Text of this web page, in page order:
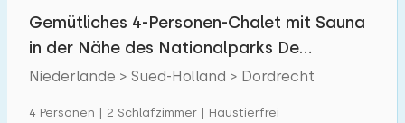
Gemütliches 4-Personen-Chalet mit Sauna
in der Nähe des Nationalparks De
Biesbosch bei Dor
Niederlande > Sued-Holland > Dordrecht
4 Personen | 2 Schlafzimmer | Haustierfrei